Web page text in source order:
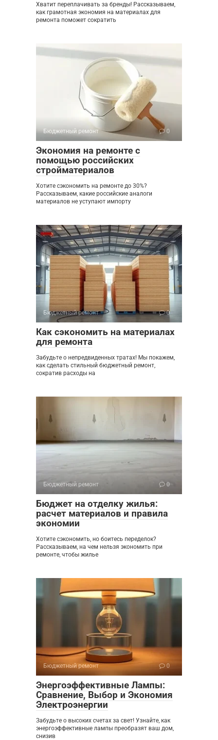
Хватит переплачивать за бренды! Рассказываем,
как грамотная экономия на материалах для
ремонта поможет сократить
Бюджетный ремонт 0
Экономия на ремонте с
помощью российских
стройматериалов
Хотите сэкономить на ремонте до 30%?
Рассказываем, какие российские аналоги
материалов не уступают импорту
Бюджетный ремонт 0
Как сэкономить на материалах
для ремонта
Забудьте о непредвиденных тратах! Мы покажем,
как сделать стильный бюджетный ремонт,
сократив расходы на
Бюджетный ремонт 0
Бюджет на отделку жилья:
расчет материалов и правила
экономии
Хотите сэкономить, но боитесь переделок?
Рассказываем, на чем нельзя экономить при
ремонте, чтобы жилье
Бюджетный ремонт 0
Энергоэффективные Лампы:
Сравнение, Выбор и Экономия
Электроэнергии
Забудьте о высоких счетах за свет! Узнайте, как
энергоэффективные лампы преобразят ваш дом,
снизив